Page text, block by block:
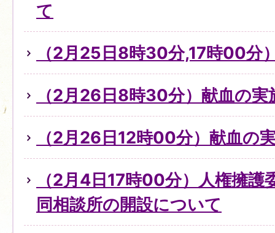
て
（2月25日8時30分,17時00分
（2月26日8時30分）献血の
（2月26日12時00分）献血の
（2月4日17時00分）人権擁護
同相談所の開設について